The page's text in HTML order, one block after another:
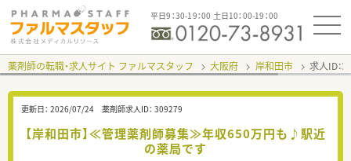
平日9：30-19：00 土日10：00-19：00
薬剤師の転職・求人サイト ファルマスタッフ 大阪府 岸和田市 求人ID：
更新日： 2026/07/24 薬剤師求人ID： 309279
【岸和田市】≪管理薬剤師募集≫年収650万円も♪駅近
の薬局です